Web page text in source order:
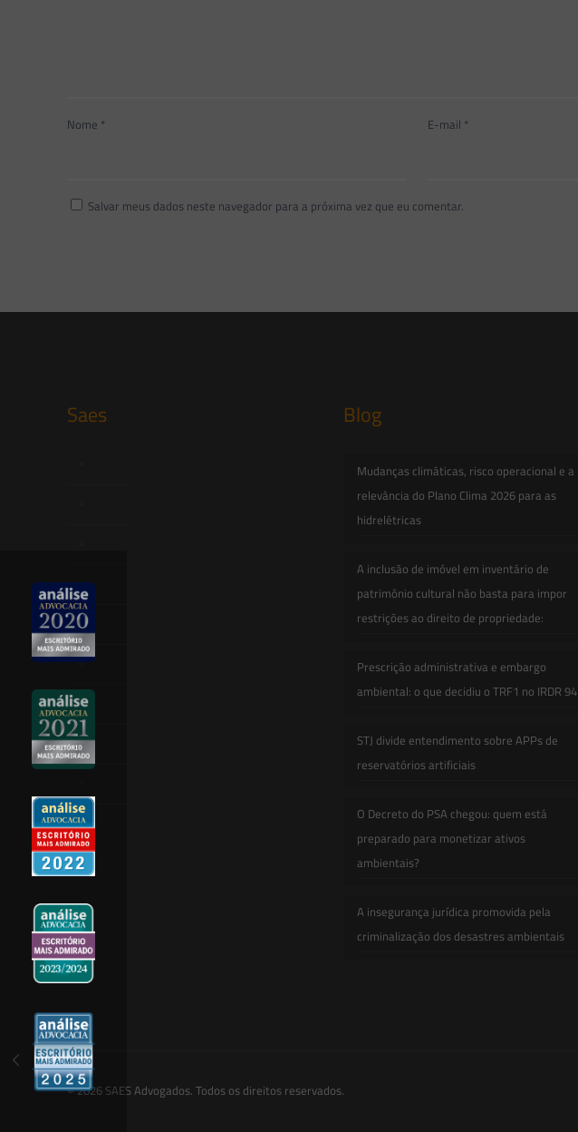
Nome * E-mail *
Salvar meus dados neste navegador para a próxima vez que eu comentar.
Saes Blog
Mudanças climáticas, risco operacional e a
relevância do Plano Clima 2026 para as
hidrelétricas
A inclusão de imóvel em inventário de
patrimônio cultural não basta para impor
restrições ao direito de propriedade:
Prescrição administrativa e embargo
ambiental: o que decidiu o TRF1 no IRDR 94
STJ divide entendimento sobre APPs de
reservatórios artificiais
O Decreto do PSA chegou: quem está
preparado para monetizar ativos
ambientais?
A insegurança jurídica promovida pela
criminalização dos desastres ambientais
© 2026 SAES Advogados. Todos os direitos reservados.